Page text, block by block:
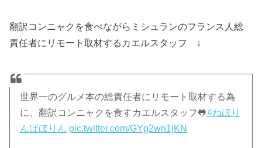
翻訳コンニャクを食べながらミシュランのフランス人総
責任者にリモート取材するカエルスタッフ ↓
世界一のグルメ本の総責任者にリモート取材する為
に、翻訳コンニャクを食すカエルスタッフ🐸#ねほり
んぱほりん pic.twitter.com/GYg2wn1jKN